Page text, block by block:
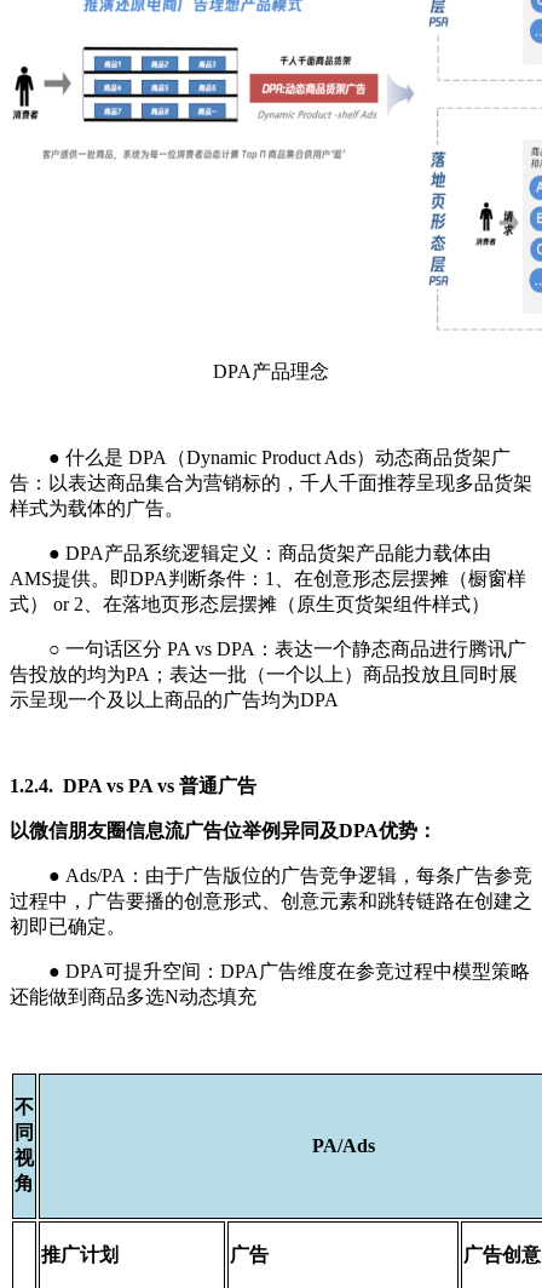
DPA产品理念
● 什么是 DPA（Dynamic Product Ads）动态商品货架广
告：以表达商品集合为营销标的，千人千面推荐呈现多品货架
样式为载体的广告。
● DPA产品系统逻辑定义：商品货架产品能力载体由
AMS提供。即DPA判断条件：1、在创意形态层摆摊（橱窗样
式） or 2、在落地页形态层摆摊（原生页货架组件样式）
○ 一句话区分 PA vs DPA：表达一个静态商品进行腾讯广
告投放的均为PA；表达一批（一个以上）商品投放且同时展
示呈现一个及以上商品的广告均为DPA
1.2.4. DPA vs PA vs 普通广告
以微信朋友圈信息流广告位举例异同及DPA优势：
● Ads/PA：由于广告版位的广告竞争逻辑，每条广告参竞
过程中，广告要播的创意形式、创意元素和跳转链路在创建之
初即已确定。
● DPA可提升空间：DPA广告维度在参竞过程中模型策略
还能做到商品多选N动态填充
不
同
视
角
PA/Ads
推广计划 广告 广告创意